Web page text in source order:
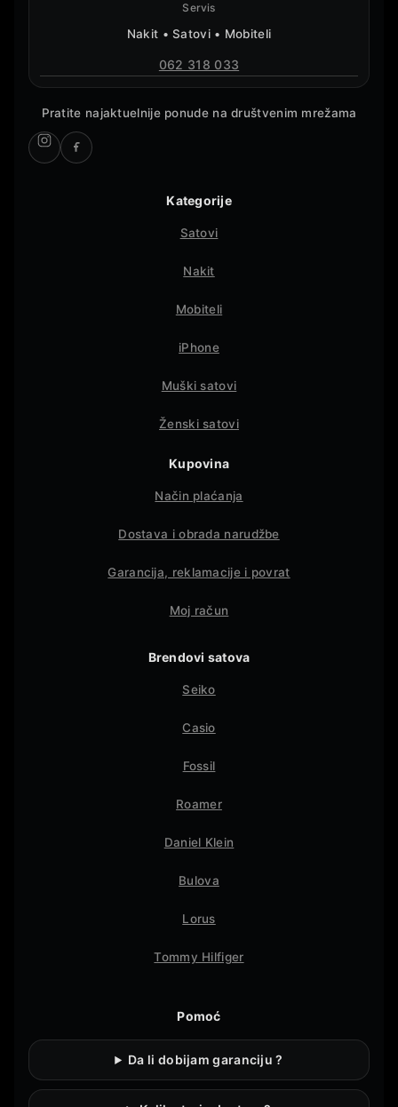
Servis
Nakit • Satovi • Mobiteli
062 318 033
Pratite najaktuelnije ponude na društvenim mrežama
Kategorije
Satovi
Nakit
Mobiteli
iPhone
Muški satovi
Ženski satovi
Kupovina
Način plaćanja
Dostava i obrada narudžbe
Garancija, reklamacije i povrat
Moj račun
Brendovi satova
Seiko
Casio
Fossil
Roamer
Daniel Klein
Bulova
Lorus
Tommy Hilfiger
Pomoć
Da li dobijam garanciju ?